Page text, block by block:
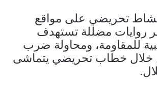
تحريضي على مواقع
روايات مضللة تستهدف
للمقاومة، ومحاولة ضرب
خلال خطاب تحريضي يتماشى